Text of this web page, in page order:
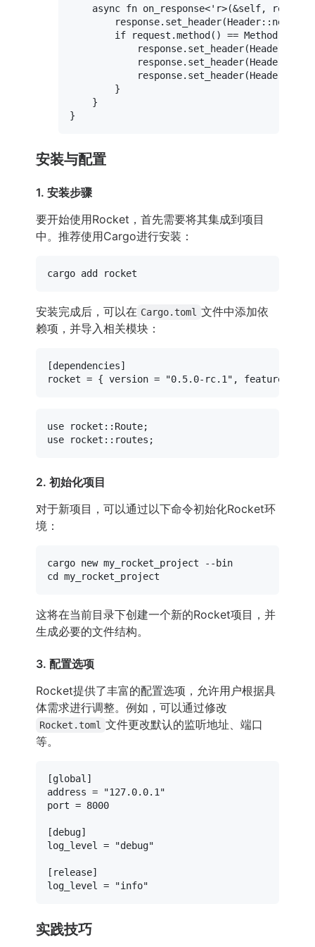
async fn on_response<'r>(&self,
        response.
set_header(Header:: new
if request.method () ==
            response.
set_header(Header::
            response.
set_header(Header::
            response.
set_header(Header::
        }
    }
安装与配置
1. 安装步骤
要开始使用Rocket，首先需要将其集成到项目
中。推荐使用Cargo进行安装：
安装完成后，可以在 Cargo.toml 文件中添加依
赖项，并导入相关模块：
[dependencies]
rocket = { version = "0.5.0-rc.1" , features = [
use
use
2. 初始化项目
对于新项目，可以通过以下命令初始化Rocket环
境：
cd
这将在当前目录下创建一个新的Rocket项目，并
生成必要的文件结构。
3. 配置选项
Rocket提供了丰富的配置选项，允许用户根据具
体需求进行调整。例如，可以通过修改
Rocket.toml 文件更改默认的监听地址、端口
等。
[global]
address =
"127.0.0.1"
port = 8000
[debug]
log_level
= "debug"
[release]
log_level
= "info"
实践技巧